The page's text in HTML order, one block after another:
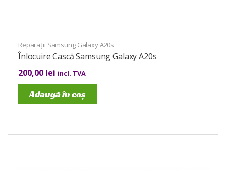
Reparații Samsung Galaxy A20s
Înlocuire Cască Samsung Galaxy A20s
200,00 lei incl. TVA
Adaugă în coș